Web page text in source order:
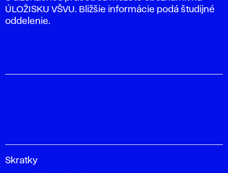
ÚLOŽISKU VŠVU. Bližšie informácie podá študijné
oddelenie.
V
Skratky